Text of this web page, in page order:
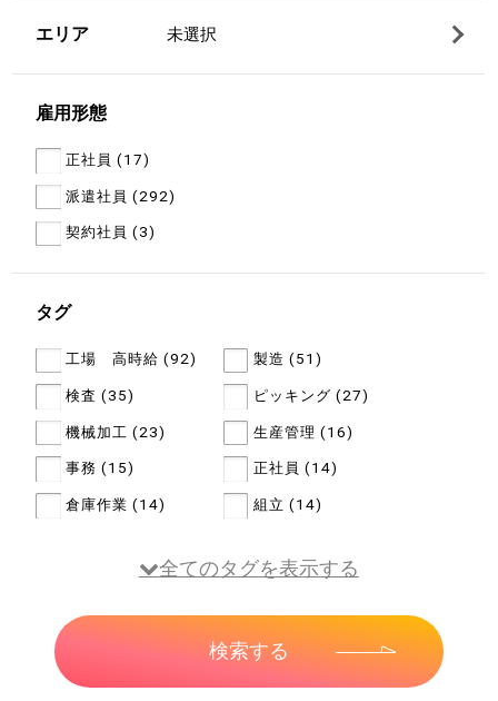
エリア 未選択
雇用形態
正社員 (17)
派遣社員 (292)
契約社員 (3)
タグ
工場 高時給 (92) 製造 (51)
検査 (35) ピッキング (27)
機械加工 (23) 生産管理 (16)
事務 (15) 正社員 (14)
倉庫作業 (14) 組立 (14)
全てのタグを表示する